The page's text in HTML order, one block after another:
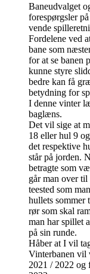
Baneudvalget
forespørgsler
vende
Fordelene ved
bane som
for at se banen
kunne styre
bedre kan få
betydning for
I denne vinter
baglæns.
Det vil sige at
18 eller hul 9
det respektive
står på jorden.
betragte som
går man over
teested som
hullets sommer
rør som skal
man har spillet
på sin runde.
Håber at I vil
Vinterbanen vil
2021 / 2022 og